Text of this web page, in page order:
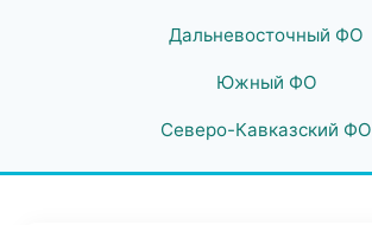
Дальневосточный ФО
Южный ФО
Северо-Кавказский ФО